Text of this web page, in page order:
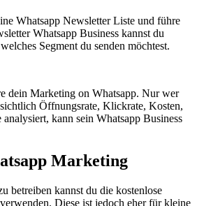
Whatsapp Newsletter Liste und führe
Whatsapp Business kannst du
Segment du senden möchtest.
dein Marketing on Whatsapp. Nur wer
Öffnungsrate, Klickrate, Kosten,
kann sein Whatsapp Business
Marketing
betreiben kannst du die kostenlose
Diese ist jedoch eher für kleine